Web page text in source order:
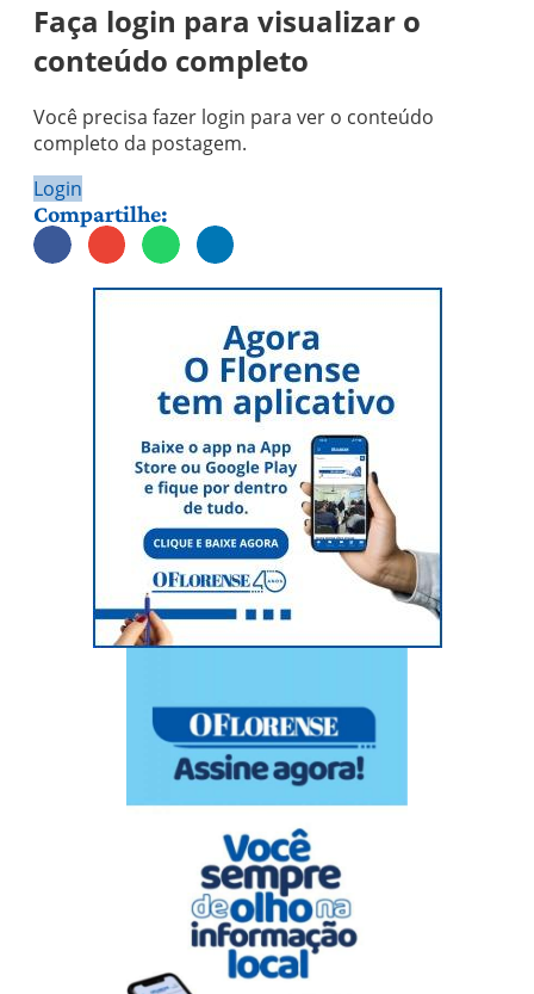
Faça login para visualizar o
conteúdo completo
Você precisa fazer login para ver o conteúdo
completo da postagem.
Login
Compartilhe: